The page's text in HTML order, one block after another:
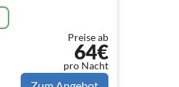
Preise ab
64€
pro Nacht